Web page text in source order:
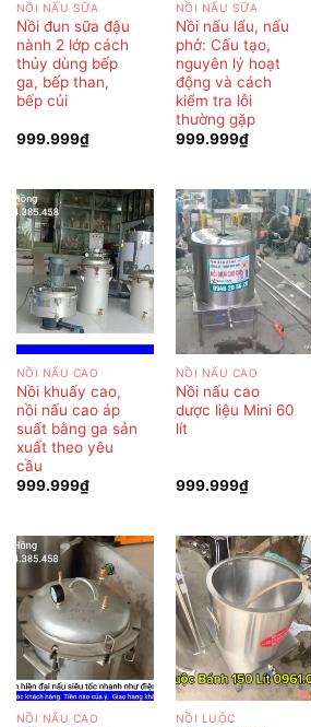
NỒI NẤU SỮA
Nồi đun sữa đậu
nành 2 lớp cách
thủy dùng bếp
ga, bếp than,
bếp củi
999.999₫
NỒI NẤU SỮA
Nồi nấu lẩu, nấu
phở: Cấu tạo,
nguyên lý hoạt
động và cách
kiểm tra lỗi
thường gặp
999.999₫
NỒI NẤU CAO
Nồi khuấy cao,
nồi nấu cao áp
suất bằng ga sản
xuất theo yêu
cầu
999.999₫
NỒI NẤU CAO
Nồi nấu cao
dược liệu Mini 60
lít
999.999₫
NỒI NẤU CAO NỒI LUỘC